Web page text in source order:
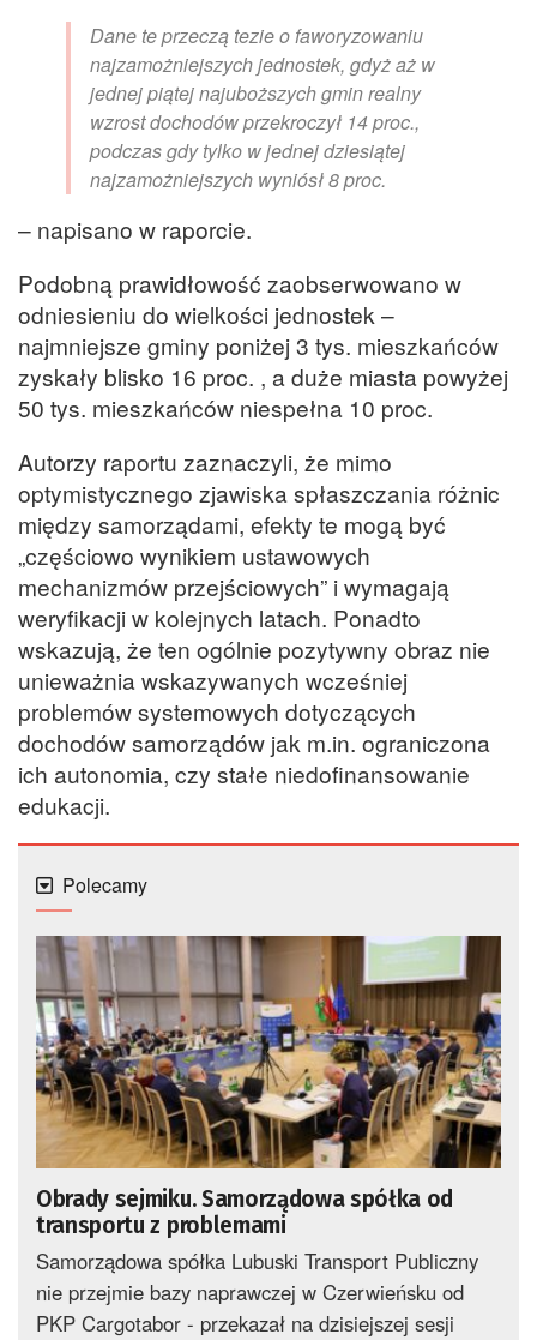
Dane te przeczą tezie o faworyzowaniu
najzamożniejszych jednostek, gdyż aż w
jednej piątej najuboższych gmin realny
wzrost dochodów przekroczył 14 proc.,
podczas gdy tylko w jednej dziesiątej
najzamożniejszych wyniósł 8 proc.
– napisano w raporcie.
Podobną prawidłowość zaobserwowano w
odniesieniu do wielkości jednostek –
najmniejsze gminy poniżej 3 tys. mieszkańców
zyskały blisko 16 proc. , a duże miasta powyżej
50 tys. mieszkańców niespełna 10 proc.
Autorzy raportu zaznaczyli, że mimo
optymistycznego zjawiska spłaszczania różnic
między samorządami, efekty te mogą być
„częściowo wynikiem ustawowych
mechanizmów przejściowych” i wymagają
weryfikacji w kolejnych latach. Ponadto
wskazują, że ten ogólnie pozytywny obraz nie
unieważnia wskazywanych wcześniej
problemów systemowych dotyczących
dochodów samorządów jak m.in. ograniczona
ich autonomia, czy stałe niedofinansowanie
edukacji.
Polecamy
Obrady sejmiku. Samorządowa spółka od
transportu z problemami
Samorządowa spółka Lubuski Transport Publiczny
nie przejmie bazy naprawczej w Czerwieńsku od
PKP Cargotabor - przekazał na dzisiejszej sesji